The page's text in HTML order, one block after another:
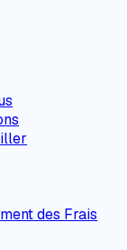
des Frais